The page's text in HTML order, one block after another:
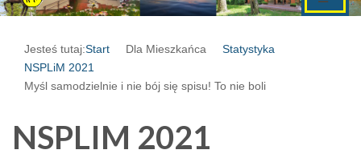
Jesteś tutaj:Start Dla Mieszkańca
Statystyka
NSPLiM 2021
Myśl samodzielnie i nie bój się spisu! To nie boli
NSPLIM 2021